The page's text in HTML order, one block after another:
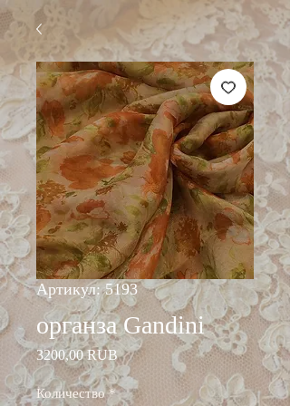
Артикул: 5193
органза Gandini
3200,00 RUBЦена
Количество *